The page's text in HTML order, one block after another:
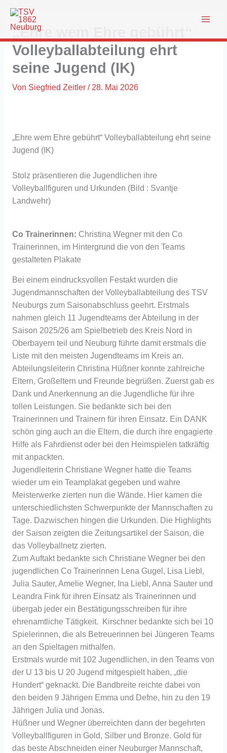
Inhalt
springen
„Ehre wem Ehre gebührt“
Volleyballabteilung ehrt
seine Jugend (IK)
Von Siegfried Zeitler / 28. Mai 2026
„Ehre wem Ehre gebührt“ Volleyballabteilung ehrt seine
Jugend (IK)
Stolz präsentieren die Jugendlichen ihre
Volleyballfiguren und Urkunden (Bild : Svantje
Landwehr)
Co Trainerinnen: Christina Wegner mit den Co
Trainerinnen, im Hintergrund die von den Teams
gestalteten Plakate
Bei einem eindrucksvollen Festakt wurden die
Jugendmannschaften der Volleyballabteilung des TSV
Neuburgs zum Saisonabschluss geehrt. Erstmals
nahmen gleich 11 Jugendteams der Abteilung in der
Saison 2025/26 am Spielbetrieb des Kreis Nord in
Oberbayern teil und Neuburg führte damit erstmals die
Liste mit den meisten Jugendteams im Kreis an.
Abteilungsleiterin Christina Hüßner konnte zahlreiche
Eltern, Großeltern und Freunde begrüßen. Zuerst gab es
Dank und Anerkennung an die Jugendliche für ihre
tollen Leistungen. Sie bedankte sich bei den
Trainerinnen und Trainern für ihren Einsatz. Ein DANK
schön ging auch an die Eltern, die durch ihre engagierte
Hilfe als Fahrdienst oder bei den Heimspielen tatkräftig
mit anpackten.
Jugendleiterin Christiane Wegner hatte die Teams
wieder um ein Teamplakat gegeben und wahre
Meisterwerke zierten nun die Wände. Hier kamen die
unterschiedlichsten Schwerpunkte der Mannschaften zu
Tage. Dazwischen hingen die Urkunden. Die Highlights
der Saison zeigten die Zeitungsartikel der Saison, die
das Volleyballnetz zierten.
Zum Auftakt bedankte sich Christiane Wegner bei den
jugendlichen Co Trainerinnen Lena Gugel, Lisa Liebl,
Julia Sauter, Amelie Wegner, Ina Liebl, Anna Sauter und
Leandra Fink für ihren Einsatz als Trainerinnen und
übergab jeder ein Bestätigungsschreiben für ihre
ehrenamtliche Tätigkeit. Kirschner bedankte sich bei 10
Spielerinnen, die als Betreuerinnen bei Jüngeren Teams
an den Spieltagen mithalfen.
Erstmals wurde mit 102 Jugendlichen, in den Teams von
der U 13 bis U 20 Jugend mitgespielt haben, „die
Hundert“ geknackt. Die Bandbreite reichte dabei von
den beiden 9 Jährigen Emma und Defne, hin zu den 19
Jährigen Julia und Jonas.
Hüßner und Wegner überreichten dann der begehrten
Volleyballfiguren in Gold, Silber und Bronze. Gold für
das beste Abschneiden einer Neuburger Mannschaft,